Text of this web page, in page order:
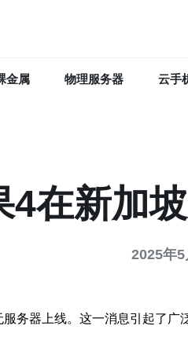
金属 物理服务器 云手
4在新加
2025年5
务器上线。这一消息引起了